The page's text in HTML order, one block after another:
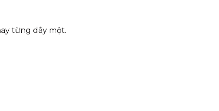
từng dây một.